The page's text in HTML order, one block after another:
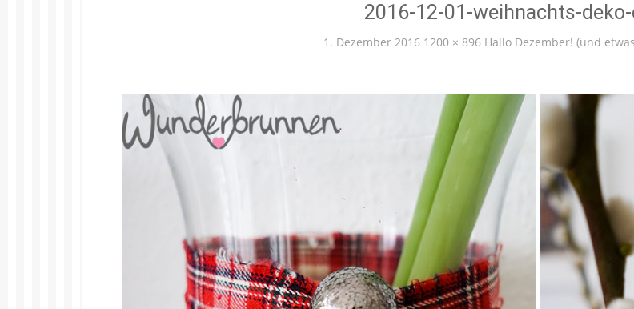
2016-12-01-weihnachts-
1. Dezember 2016 1200 × 896 Hallo Dezember! (und